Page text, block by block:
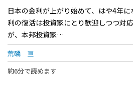
日本の金利が上がり始めて、はや4年
利の復活は投資家にとり歓迎しつつ対
が、本邦投資家…
荒磯 亘
約6分で読めます